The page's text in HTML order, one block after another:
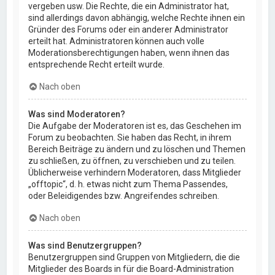
vergeben usw. Die Rechte, die ein Administrator hat,
sind allerdings davon abhängig, welche Rechte ihnen ein
Gründer des Forums oder ein anderer Administrator
erteilt hat. Administratoren können auch volle
Moderationsberechtigungen haben, wenn ihnen das
entsprechende Recht erteilt wurde.
Nach oben
Was sind Moderatoren?
Die Aufgabe der Moderatoren ist es, das Geschehen im
Forum zu beobachten. Sie haben das Recht, in ihrem
Bereich Beiträge zu ändern und zu löschen und Themen
zu schließen, zu öffnen, zu verschieben und zu teilen.
Üblicherweise verhindern Moderatoren, dass Mitglieder
„offtopic“, d. h. etwas nicht zum Thema Passendes,
oder Beleidigendes bzw. Angreifendes schreiben.
Nach oben
Was sind Benutzergruppen?
Benutzergruppen sind Gruppen von Mitgliedern, die die
Mitglieder des Boards in für die Board-Administration